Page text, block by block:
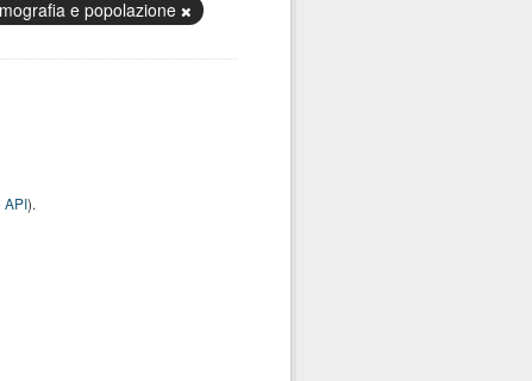
e popolazione
API).